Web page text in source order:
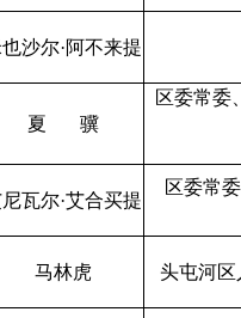
沙尔·阿不来提
夏 骥
区委常委
瓦尔·艾合买提
区委常
马林虎 头屯河